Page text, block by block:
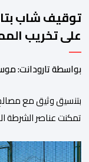
توقيف شاب
على تخريب
بواسطة تارودانت:
بتنسيق وثيق مع مصالح
تمكنت عناصر الشرطة
ممتلكات الدولة،